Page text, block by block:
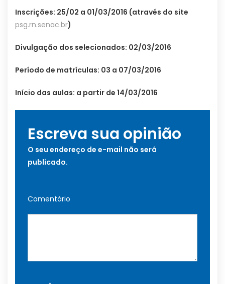
Inscrições: 25/02 a 01/03/2016 (através do site
psg.rn.senac.br)
Divulgação dos selecionados: 02/03/2016
Período de matrículas: 03 a 07/03/2016
Início das aulas: a partir de 14/03/2016
Escreva sua opinião
O seu endereço de e-mail não será
publicado.
Comentário